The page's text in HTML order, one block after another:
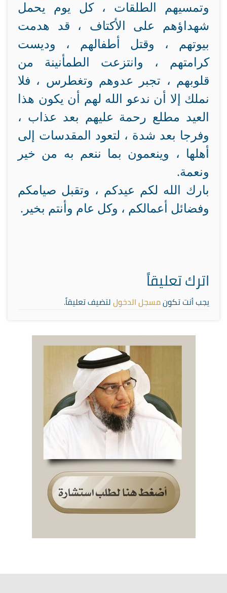
وتمسيهم الطلقات ، كل يوم يحمل
شهداؤهم على الأكتاف ، قد هدمت
بيوتهم ، وقتل أطفالهم ، وديست
كرامتهم ، وانتزعت الطمأنينة من
قلوبهم ، تجبر عدوهم وتغطرس ، فلا
نملك إلا أن ندعو الله لهم أن يكون هذا
العيد مطلع رحمة عليهم بعد عذاب ،
وفرجا بعد شدة ، لتعود المقدسات إلى
أهلها ، وينعمون بما ننعم به من خير
ونعمة.
بارك الله لكم عيدكم ، وتقبل صيامكم
وفضائل أعمالكم ، وكل عام وأنتم بخير.
اترك تعليقاً
يجب أنت تكونمسجل الدخوللتضيف تعليقاً.